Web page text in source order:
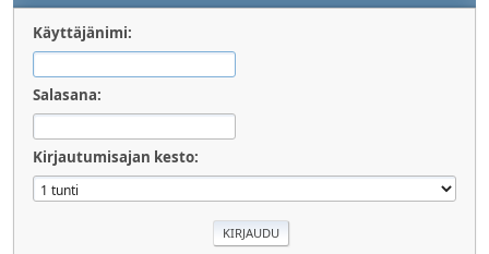
Käyttäjänimi:
Salasana:
Kirjautumisajan kesto: